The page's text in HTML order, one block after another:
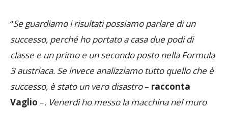
successo, perché ho portato a casa due podi di
classe e un primo e un secondo posto nella Formula
3 austriaca. Se invece analizziamo tutto quello che è
successo, è stato un vero disastro –racconta
Vaglio–. Venerdì ho messo la macchina nel muro
per un problema tecnico e, cercando di recuperare